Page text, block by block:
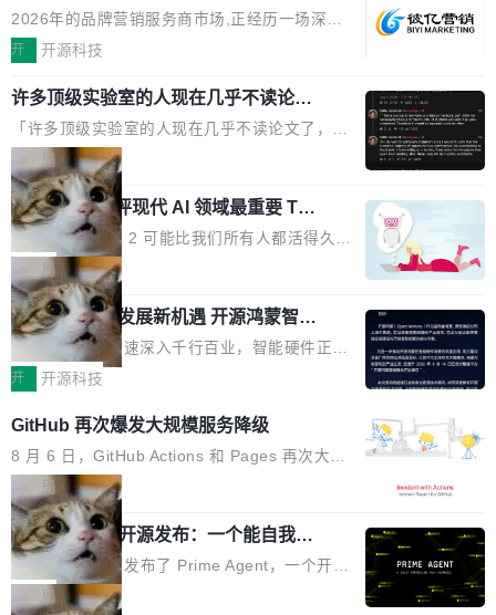
费解...
东西：一个带网页上下文的聊天框。 它们能读取
页面的文本，然后把文本丢给大模型，再返回一
段回答。仅此而已。 这当然有用，但总觉得差点
意思。比如我在一个后台管理系统里，需要填50
个表单字段，每个字段还有联动逻辑；比如我
想...
造，整机长度仅16厘米，提供1600W额定功率
与80PLUS钛金能效；支持ATX 3.1与PCIe 5.1
实时LCD监控屏，可充分满足当下高阶PC主机
的严苛使用需求。 澎湃功率，紧凑机身 钛金雕1
600PG5 AI TOP具备强悍输出功率，同时实现
机身尺寸大幅精简。整机长度仅16厘米，属于同
功率段机身尺寸十分紧凑的1600W电源产品。小
巧机身有效提升市面主流标准A...
从流量思维到品牌资产思维的范式转移
2026年的品牌营销服务商市场,正经历一场深刻
的价值重构。全球全案品牌代理机构市场从2025
复合增长率达5.44%,预计2032年将突破120亿美
元。数字广告与公共关系相关服务市场更是从20
25年的8463亿美元扩张至2026年的8763亿美
元。数字的背后是一个清晰的事实——品牌对专
业化营销服务的需求从未如此迫切。 但市场扩容
的同时,服务商的竞争逻辑正在改变。2026年Top
Agency年度合辑的观察指出,“产品”这个离消费
者最近的载体,在整个品牌营销层面的权重显著变
高了。全域营销服务商的竞争正在从规模转向深
度,案例厚度、全域覆盖、多线协同...
开 开源科技
许多顶级实验室的人现在几乎不读论文
了
「许多顶级实验室的人现在几乎不读论文了，而
且他们认为 ICLR/ICML/NeurIPS 充斥着大量过
度宣传和欺诈。」 OpenAI 研究员 Keller Jorda
n 这条推文引发了广泛讨论。他不是在说风凉
话，他是说出了一个圈内人尽皆知但很少公开捅
破的事实。 Jordan 随后补充了一句软化声明：
「我不认为这些会议上大部分论文都在过度宣传
或造假。问题是，作为读者，如果你筛选出那些
看起来最令人兴奋的论文，那它们大部分都是过
度宣传的。」 这才是真正的痛点。不是所有论文
都有问题，是最吸引眼球的那批论文最有问题。
他引用的帖子来自 Mathew Shen，一位 ICLR 2
026 的读者：「看了篇 ...
局
xAI 前工程师评现代 AI 领域最重要 Top
3 开源项目
Flash Attention 2 可能比我们所有人都活得久。
这句话不是来自某个技术博客，而是出自 Hieu
Pham 的一条推文。Hieu Pham 是谁？他是 xAI
的早期工程师之一，在 Grok 训练基础设施团队
工作过。近日他在 X 上发了一条帖子，列出了他
认为现代 AI 领域最重要的三个开源项目。 第一
理由很具体。FA 系列不需要解释，但 FA2 是他
认为最重要的一个——复杂度恰到好处，刚好能
驱动你去学 CuTe，但还没被那些"邪恶的" Hopp
er++ 优化所淹没，足够容易修改和适配。 更关
键的是 FA2 的持久性...
局
共商智能硬件发展新机遇 开源鸿蒙智能
硬件开发者日杭州站即将举行
随着万物智联加速深入千行百业，智能硬件正从
单点设备迈向智能化、网联化、协同化发展。作
鸿蒙通过统一技术底座和分布式能力，为不同类
型智能设备的开发、连接与互联提供关键支撑，
也为产业链企业探索产品创新与商业增长打开新
的空间。 8月14日，开源鸿蒙智能硬件开发者日
（OHDD：OpenHarmony Hardware Develope
r Day）将在杭州启航。活动面向智能硬件产业
链企业和开发者，邀请行业专家与资深技术顾
开 开源科技
GitHub 再次爆发大规模服务降级
8 月 6 日，GitHub Actions 和 Pages 再次大规
模服务降级，Actions 完全不可用超过 5 小时，
webhook 停发，连自托管 runner 也因调度层故
障无法工作。Pages、Copilot code review、C
opilot coding agent 全部受影响。从检测到完全
恢复，大约 12 小时。 这是 2026 年 8 月的第六
局
Prime Agent 开源发布：一个能自我改
进的编程 Agent，ARC-AGI 3 超越人类
专家基线
Prime Intellect 发布了 Prime Agent，一个开源
的编程 Agent Harness，核心设计围绕两个抽
局